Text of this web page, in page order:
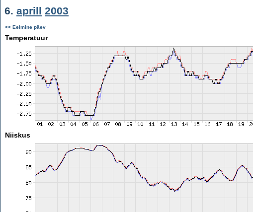
6. aprill 2003
<< Eelmine päev
Temperatuur
Niiskus